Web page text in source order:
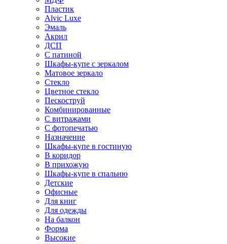
Пластик
Alvic Luxe
Эмаль
Акрил
ДСП
С патиной
Шкафы-купе с зеркалом
Матовое зеркало
Стекло
Цветное стекло
Пескоструй
Комбинированные
С витражами
С фотопечатью
Назначение
Шкафы-купе в гостиную
В коридор
В прихожую
Шкафы-купе в спальню
Детские
Офисные
Для книг
Для одежды
На балкон
Форма
Высокие